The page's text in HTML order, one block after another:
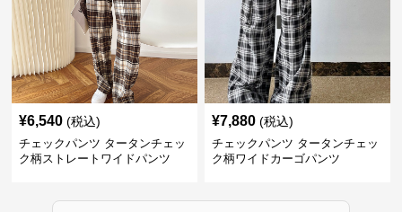
¥6,540 (税込)
チェックパンツ タータンチェッ
ク柄ストレートワイドパンツ
¥7,880 (税込)
チェックパンツ タータンチェッ
ク柄ワイドカーゴパンツ